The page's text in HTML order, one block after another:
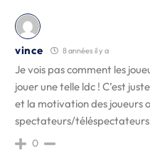
vince 8 années il y a
Je vois pas comment les
jouer une telle ldc ! C’est
et la motivation des joueurs
spectateurs/
0